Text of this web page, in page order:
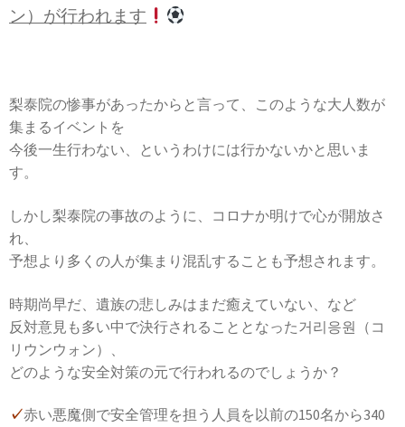
ン）が行われます
梨泰院の惨事があったからと言って、このような大人数が
集まるイベントを
今後一生行わない、というわけには行かないかと思いま
す。
しかし梨泰院の事故のように、コロナか明けで心が開放さ
れ、
予想より多くの人が集まり混乱することも予想されます。
時期尚早だ、遺族の悲しみはまだ癒えていない、など
反対意見も多い中で決行されることとなった거리응원（コ
リウンウォン）、
どのような安全対策の元で行われるのでしょうか？
✓赤い悪魔側で安全管理を担う人員を以前の150名から340